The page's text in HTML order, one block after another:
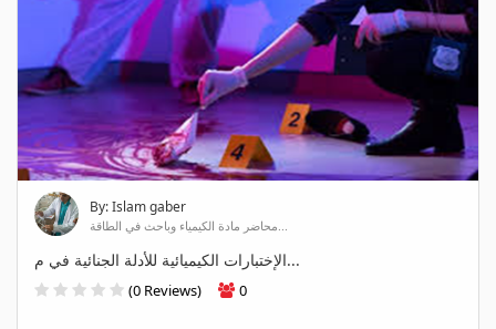
By: Islam gaber
محاضر مادة الكيمياء وباحث في الطاقة...
الإختبارات الكيميائية للأدلة الجنائية في م...
(0 Reviews) 0